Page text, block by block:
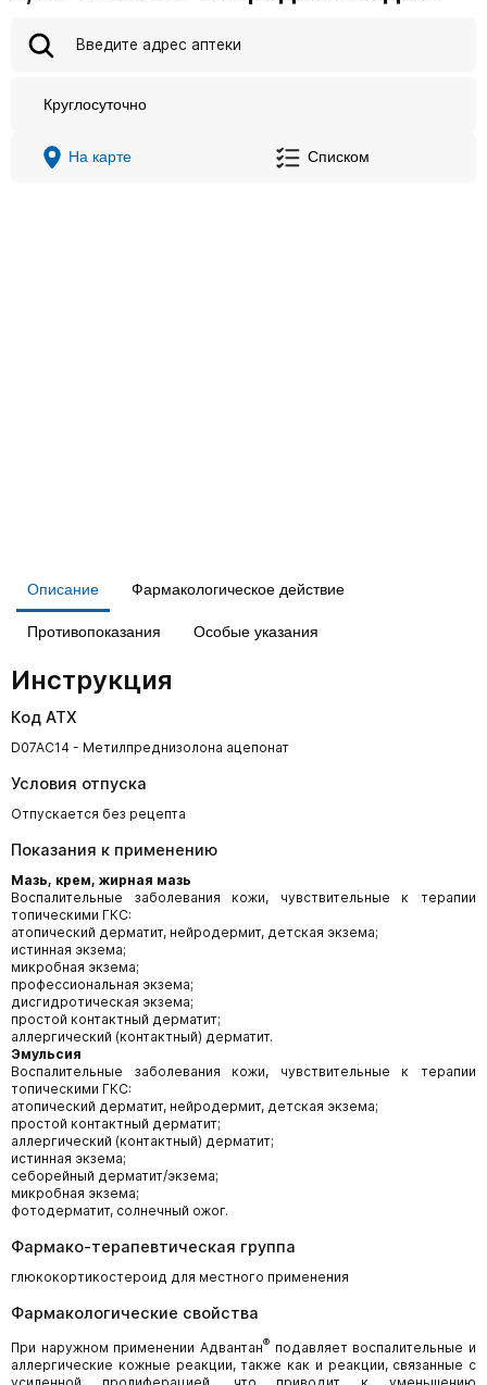
Круглосуточно
На карте Списком
Описание Фармакологическое действие
Противопоказания Особые указания
Инструкция
Код АТХ
D07AC14 - Метилпреднизолона ацепонат
Условия отпуска
Отпускается без рецепта
Показания к применению
Мазь, крем, жирная мазь
Воспалительные заболевания кожи, чувствительные к терапии
топическими ГКС:
атопический дерматит, нейродермит, детская экзема;
истинная экзема;
микробная экзема;
профессиональная экзема;
дисгидротическая экзема;
простой контактный дерматит;
аллергический (контактный) дерматит.
Эмульсия
Воспалительные заболевания кожи, чувствительные к терапии
топическими ГКС:
атопический дерматит, нейродермит, детская экзема;
простой контактный дерматит;
аллергический (контактный) дерматит;
истинная экзема;
себорейный дерматит/экзема;
микробная экзема;
фотодерматит, солнечный ожог.
Фармако-терапевтическая группа
глюкокортикостероид для местного применения
Фармакологические свойства
При наружном применении Адвантан® подавляет воспалительные и
аллергические кожные реакции, также как и реакции, связанные с